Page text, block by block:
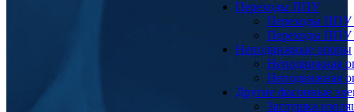
Переходы ППУ
Переходы
Переходы
Неподвижные опоры
Неподвижная
Неподвижная
Другие фасонные
Заглушка